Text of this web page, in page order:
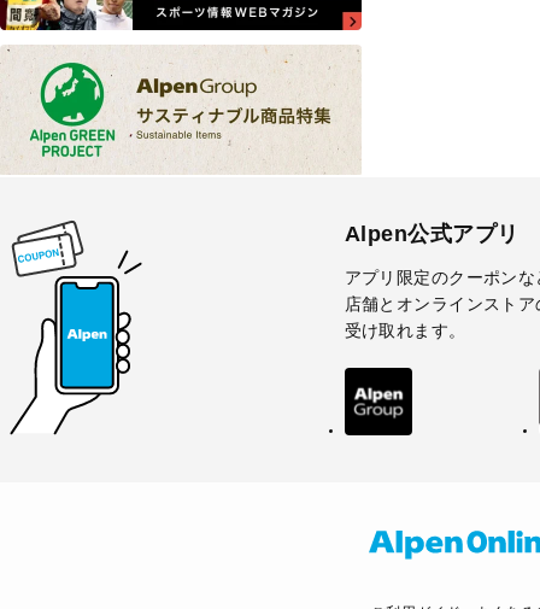
Alpen公式アプリ
アプリ限定のクーポンな
店舗とオンラインスト
受け取れます。